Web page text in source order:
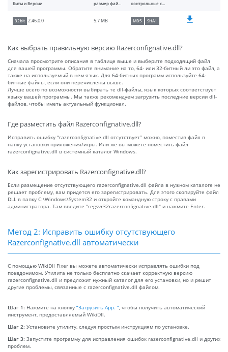
Биты и Версии размер файлы контрольные суммы
32bit 2.46.0.0 5.7 MB MD5 SHA1
Как выбрать правильную версию Razerconfignative.dll?
Сначала просмотрите описания в таблице выше и выберите подходящий файл
для вашей программы. Обратите внимание на то, 64- или 32-битный ли это файл, а
также на используемый в нем язык. Для 64-битных программ используйте 64-
битные файлы, если они перечислены выше.
Лучше всего по возможности выбирать те dll-файлы, язык которых соответствует
языку вашей программы. Мы также рекомендуем загрузить последние версии dll-
файлов, чтобы иметь актуальный функционал.
Где разместить файл Razerconfignative.dll?
Исправить ошибку “razerconfignative.dll отсутствует” можно, поместив файл в
папку установки приложения/игры. Или же вы можете поместить файл
razerconfignative.dll в системный каталог Windows.
Как зарегистрировать Razerconfignative.dll?
Если размещение отсутствующего razerconfignative.dll файла в нужном каталоге не
решает проблему, вам придется его зарегистрировать. Для этого скопируйте файл
DLL в папку C:\Windows\System32 и откройте командную строку с правами
администратора. Там введите "regsvr32razerconfignative.dll" и нажмите Enter.
Метод 2: Исправить ошибку отсутствующего
Razerconfignative.dll автоматически
С помощью WikiDll Fixer вы можете автоматически исправлять ошибки под
псевдонимом. Утилита не только бесплатно скачает корректную версию
razerconfignative.dll и предложит нужный каталог для его установки, но и решит
другие проблемы, связанные с razerconfignative.dll файлом.
Шаг 1: Нажмите на кнопку “Загрузить App. ”, чтобы получить автоматический
инструмент, предоставляемый WikiDll.
Шаг 2: Установите утилиту, следуя простым инструкциям по установке.
Шаг 3: Запустите программу для исправления ошибок razerconfignative.dll и других
проблем.